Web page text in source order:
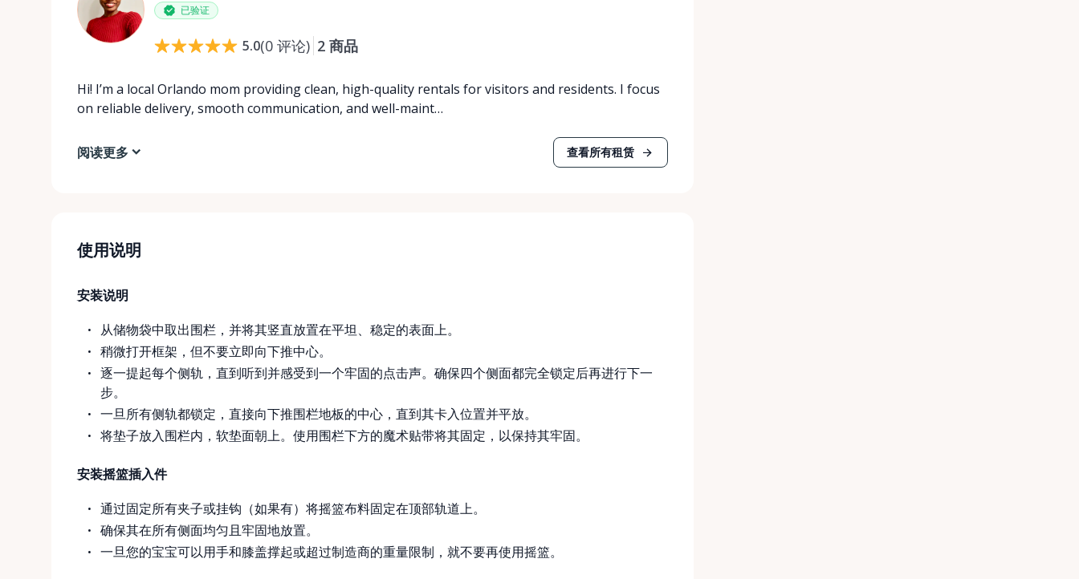
已验证
5.0(0 评论) 2 商品
Hi! I’m a local Orlando mom providing clean, high-quality rentals for visitors and residents. I focus
on reliable delivery, smooth communication, and well-maint…
阅读更多 查看所有租赁
使用说明
安装说明
从储物袋中取出围栏，并将其竖直放置在平坦、稳定的表面上。
稍微打开框架，但不要立即向下推中心。
逐一提起每个侧轨，直到听到并感受到一个牢固的点击声。确保四个侧面都完全锁定后再进行下一
步。
一旦所有侧轨都锁定，直接向下推围栏地板的中心，直到其卡入位置并平放。
将垫子放入围栏内，软垫面朝上。使用围栏下方的魔术贴带将其固定，以保持其牢固。
安装摇篮插入件
通过固定所有夹子或挂钩（如果有）将摇篮布料固定在顶部轨道上。
确保其在所有侧面均匀且牢固地放置。
一旦您的宝宝可以用手和膝盖撑起或超过制造商的重量限制，就不要再使用摇篮。